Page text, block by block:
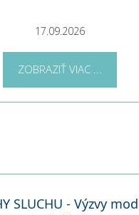
17.09.2026
ZOBRAZIŤ VIAC ...
SLUCHU - Výzvy